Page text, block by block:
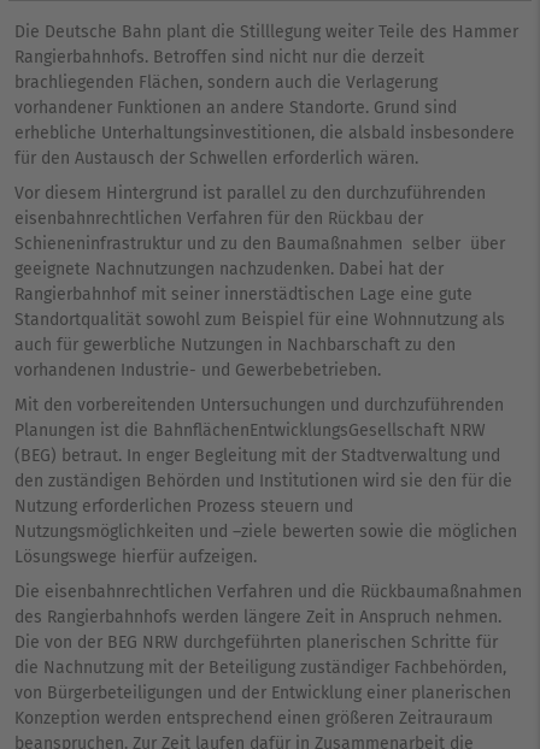
Die Deutsche Bahn plant die Stilllegung weiter Teile des Hammer
Rangierbahnhofs. Betroffen sind nicht nur die derzeit
brachliegenden Flächen, sondern auch die Verlagerung
vorhandener Funktionen an andere Standorte. Grund sind
erhebliche Unterhaltungsinvestitionen, die alsbald insbesondere
für den Austausch der Schwellen erforderlich wären.
Vor diesem Hintergrund ist parallel zu den durchzuführenden
eisenbahnrechtlichen Verfahren für den Rückbau der
Schieneninfrastruktur und zu den Baumaßnahmen selber über
geeignete Nachnutzungen nachzudenken. Dabei hat der
Rangierbahnhof mit seiner innerstädtischen Lage eine gute
Standortqualität sowohl zum Beispiel für eine Wohnnutzung als
auch für gewerbliche Nutzungen in Nachbarschaft zu den
vorhandenen Industrie- und Gewerbebetrieben.
Mit den vorbereitenden Untersuchungen und durchzuführenden
Planungen ist die BahnflächenEntwicklungsGesellschaft NRW
(BEG) betraut. In enger Begleitung mit der Stadtverwaltung und
den zuständigen Behörden und Institutionen wird sie den für die
Nutzung erforderlichen Prozess steuern und
Nutzungsmöglichkeiten und –ziele bewerten sowie die möglichen
Lösungswege hierfür aufzeigen.
Die eisenbahnrechtlichen Verfahren und die Rückbaumaßnahmen
des Rangierbahnhofs werden längere Zeit in Anspruch nehmen.
Die von der BEG NRW durchgeführten planerischen Schritte für
die Nachnutzung mit der Beteiligung zuständiger Fachbehörden,
von Bürgerbeteiligungen und der Entwicklung einer planerischen
Konzeption werden entsprechend einen größeren Zeitrauraum
beanspruchen. Zur Zeit laufen dafür in Zusammenarbeit die